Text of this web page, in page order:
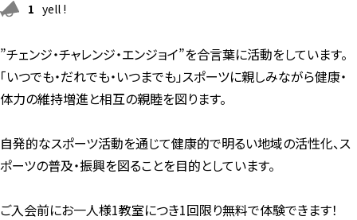
1 yell !
”チェンジ・チャレンジ・エンジョイ”を合言葉に活動をしています。
「いつでも・だれでも・いつまでも」スポーツに親しみながら健康・
体力の維持増進と相互の親睦を図ります。
自発的なスポーツ活動を通じて健康的で明るい地域の活性化、ス
ポーツの普及・振興を図ることを目的としています。
ご入会前にお一人様1教室につき1回限り無料で体験できます！